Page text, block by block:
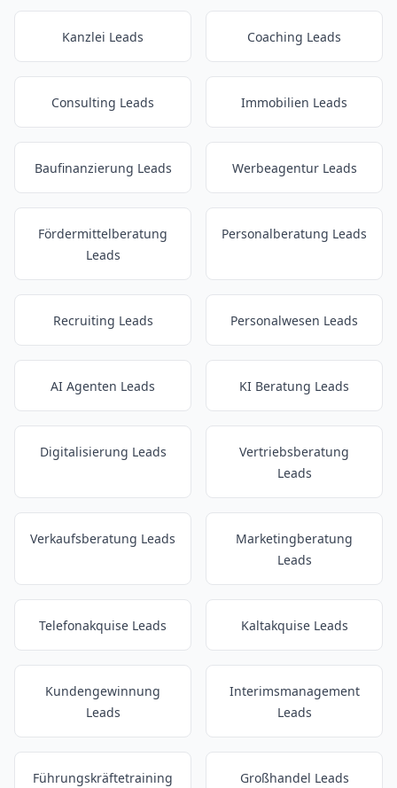
Kanzlei Leads Coaching Leads
Consulting Leads Immobilien Leads
Baufinanzierung Leads Werbeagentur Leads
Fördermittelberatung
Leads
Personalberatung Leads
Recruiting Leads Personalwesen Leads
AI Agenten Leads KI Beratung Leads
Digitalisierung Leads
Vertriebsberatung
Leads
Verkaufsberatung Leads
Marketingberatung
Leads
Telefonakquise Leads Kaltakquise Leads
Kundengewinnung
Leads
Interimsmanagement
Leads
Führungskräftetraining Großhandel Leads